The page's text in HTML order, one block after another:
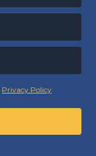
Privacy Policy